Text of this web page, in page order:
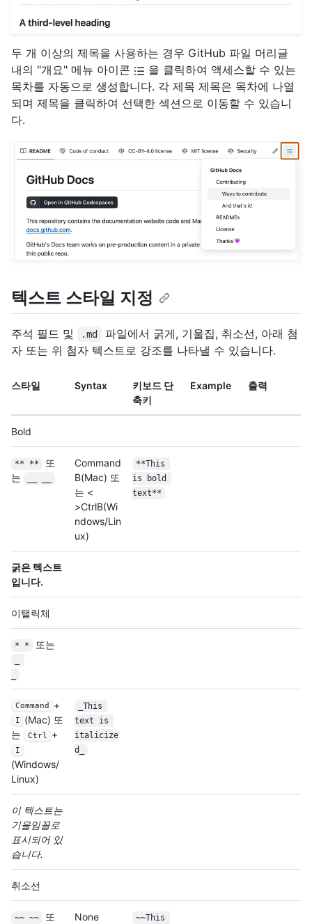
두 개 이상의 제목을 사용하는 경우 GitHub 파일 머리글
내의 "개요" 메뉴 아이콘
을 클릭하여 액세스할 수 있는
목차를 자동으로 생성합니다. 각 제목 제목은 목차에 나열
되며 제목을 클릭하여 선택한 섹션으로 이동할 수 있습니
다.
텍스트 스타일 지정
주석 필드 및 .md
파일에서 굵게, 기울집, 취소선, 아래 첨
자 또는 위 첨자 텍스트로 강조를 나타낼 수 있습니다.
스타일 Syntax
키보드 단
축키
Example 출력
Bold
** **
또
는
Command
B(Mac) 또
는 <
>CtrlB(Wi
ndows/Lin
ux)
**This
is bold
text**
굵은 텍스트
입니다.
이탤릭체
* * 또는
Command +
I
(Mac) 또
는
Ctrl +
I
(Windows/
Linux)
_This
text is
italicize
d_
이 텍스트는
기울임꼴로
표시되어 있
습니다.
취소선
~~ ~~
또
None
~~This